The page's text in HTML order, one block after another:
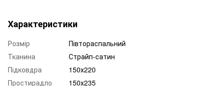
Характеристики
Розмір
Півтораспальний
Тканина
Страйп-сатин
Підковдра
150х220
Простирадло
150х235